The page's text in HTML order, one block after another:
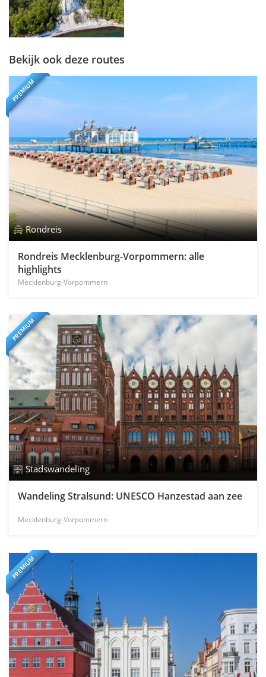
Bekijk ook deze routes
PREMIUM
Rondreis
Rondreis Mecklenburg-Vorpommern: alle
highlights
Mecklenburg-Vorpommern
PREMIUM
Stadswandeling
Wandeling Stralsund: UNESCO Hanzestad aan zee
Mecklenburg-Vorpommern
PREMIUM